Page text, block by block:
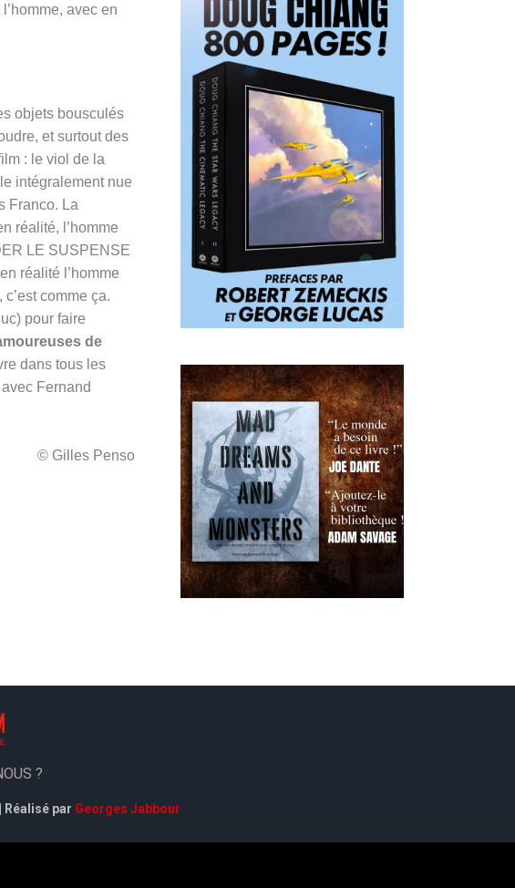
avec en
objets bousculés
et surtout des
: le viol de la
intégralement nue
Franco. La
réalité, l’homme
LE SUSPENSE
réalité l’homme
comme ça.
pour faire
de
dans tous les
Fernand
© Gilles Penso
?
Réalisé par Georges Jabbour